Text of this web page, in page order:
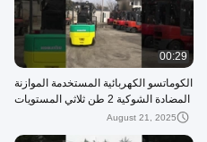
00:29
الكوماتسو الكهربائية المستخدمة الموازنة
المضادة الشوكية 2 طن ثلاثي المستويات
August 21, 2025